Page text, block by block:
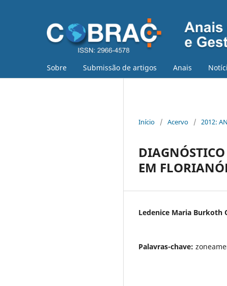
Sobre Submissão de artigos Anais
Início / Acervo / 2012:
EM
Ledenice Maria Burkoth
Palavras-chave: